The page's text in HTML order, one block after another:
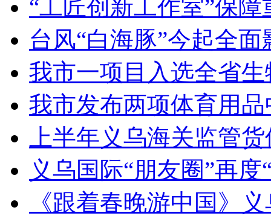
“工匠创新工作室”保
台风“白海豚”今起全面
我市一项目入选全省
我市发布两项体育用
上半年义乌海关监管
义乌国际“朋友圈”再度
《跟着春晚游中国》